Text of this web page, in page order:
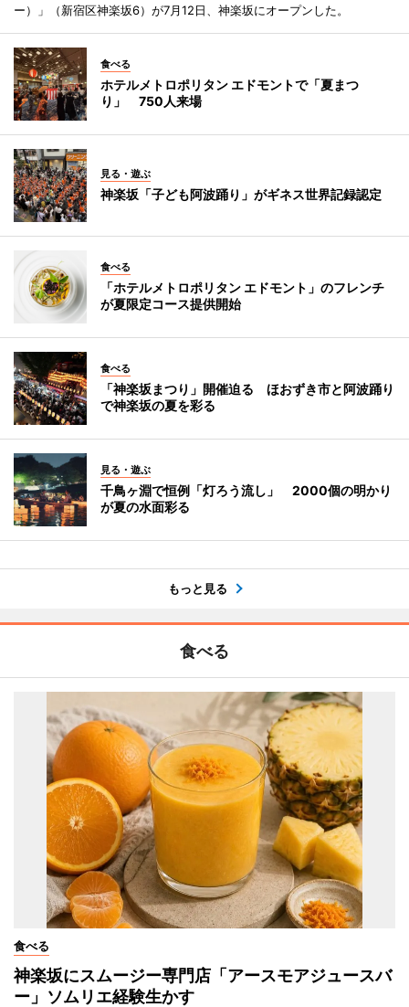
ー）」（新宿区神楽坂6）が7月12日、神楽坂にオープンした。
食べる
ホテルメトロポリタン エドモントで「夏まつ
り」 750人来場
見る・遊ぶ
神楽坂「子ども阿波踊り」がギネス世界記録認定
食べる
「ホテルメトロポリタン エドモント」のフレンチ
が夏限定コース提供開始
食べる
「神楽坂まつり」開催迫る ほおずき市と阿波踊り
で神楽坂の夏を彩る
見る・遊ぶ
千鳥ヶ淵で恒例「灯ろう流し」 2000個の明かり
が夏の水面彩る
もっと見る
食べる
食べる
神楽坂にスムージー専門店「アースモアジュースバ
ー」ソムリエ経験生かす